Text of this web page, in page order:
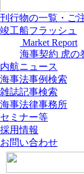
刊行物の一覧・ご
竣工船フラッシュ
Market Report
海事契約 虎の
内航ニュース
海事法事例検索
雑誌記事検索
海事法律事務所
セミナー等
採用情報
お問い合わせ